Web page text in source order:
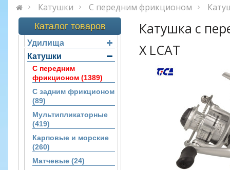
Катушки С передним фрикционом
Каталог товаров
Удилища
Катушки
С передним
фрикционом (1389)
С задним фрикционом
(89)
Мультипликаторные
(419)
Карповые и морские
(260)
Матчевые (24)
Катушка с
X LCAT